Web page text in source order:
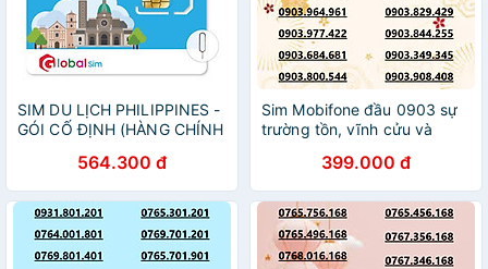
SIM DU LỊCH PHILIPPINES -
GÓI CỐ ĐỊNH (HÀNG CHÍNH
564.300 đ
Sim Mobifone đầu 0903 sự
trường tồn, vĩnh cửu và
[SIM CHƯA KÍCH HOẠT,
PHẢI ĐK CHÍNH CHỦ)-
HÀNG CHÍNH HÃNG
399.000 đ